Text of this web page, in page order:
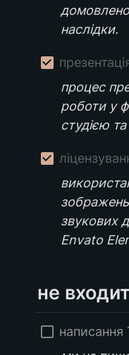
наслідки.
процес
роботи у
студією
зображень
звукових
Envato
не
написання